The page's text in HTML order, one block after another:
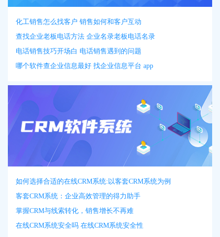
化工销售怎么找客户 销售如何和客户互动
查找企业老板电话方法 企业名录老板电话名录
电话销售技巧开场白 电话销售遇到的问题
哪个软件查企业信息最好 找企业信息平台 app
如何选择合适的在线CRM系统:以客套CRM系统为例
客套CRM系统：企业高效管理的得力助手
掌握CRM与线索转化，销售增长不再难
在线CRM系统安全吗 在线CRM系统安全性